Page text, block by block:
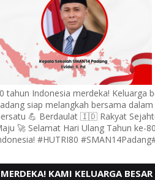
tahun Indonesia merdeka! Keluarga
siap melangkah bersama
💪 Berdaulat 🇮🇩 Rakyat
🚀 Selamat Hari Ulang Tahun ke-
#HUTRI80
MERDEKA! KAMI KELUARGA